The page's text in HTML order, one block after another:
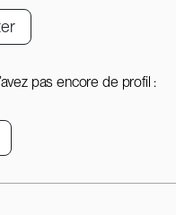
pas encore de profil :